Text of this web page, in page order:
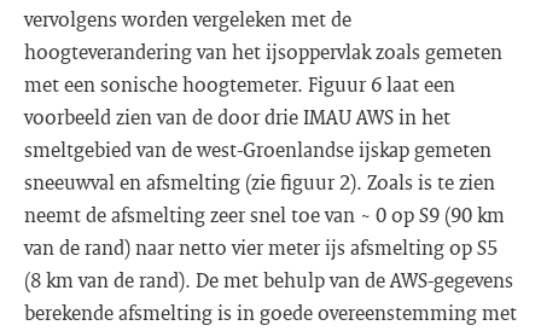
vervolgens worden vergeleken met de
hoogteverandering van het ijsoppervlak zoals gemeten
met een sonische hoogtemeter. Figuur 6 laat een
voorbeeld zien van de door drie IMAU AWS in het
smeltgebied van de west-Groenlandse ijskap gemeten
sneeuwval en afsmelting (zie figuur 2). Zoals is te zien
neemt de afsmelting zeer snel toe van ~ 0 op S9 (90 km
van de rand) naar netto vier meter ijs afsmelting op S5
(8 km van de rand). De met behulp van de AWS-gegevens
berekende afsmelting is in goede overeenstemming met